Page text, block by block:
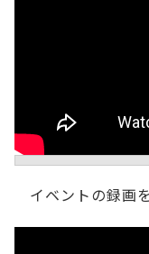
イベントの録画